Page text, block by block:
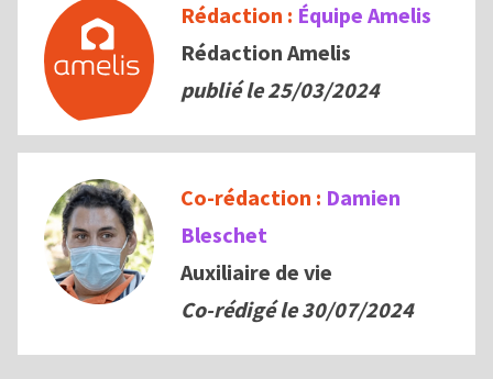
Rédaction : Équipe Amelis
Rédaction Amelis
publié le 25/03/2024
Co-rédaction : Damien
Bleschet
Auxiliaire de vie
Co-rédigé le30/07/2024